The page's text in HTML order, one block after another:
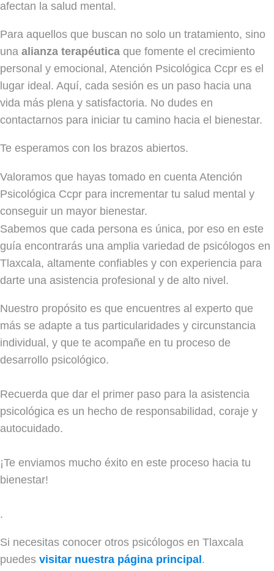
afectan la salud mental.
Para aquellos que buscan no solo un tratamiento, sino
una alianza terapéutica que fomente el crecimiento
personal y emocional, Atención Psicológica Ccpr es el
lugar ideal. Aquí, cada sesión es un paso hacia una
vida más plena y satisfactoria. No dudes en
contactarnos para iniciar tu camino hacia el bienestar.
Te esperamos con los brazos abiertos.
Valoramos que hayas tomado en cuenta Atención
Psicológica Ccpr para incrementar tu salud mental y
conseguir un mayor bienestar.
Sabemos que cada persona es única, por eso en este
guía encontrarás una amplia variedad de psicólogos en
Tlaxcala, altamente confiables y con experiencia para
darte una asistencia profesional y de alto nivel.
Nuestro propósito es que encuentres al experto que
más se adapte a tus particularidades y circunstancia
individual, y que te acompañe en tu proceso de
desarrollo psicológico.
Recuerda que dar el primer paso para la asistencia
psicológica es un hecho de responsabilidad, coraje y
autocuidado.
¡Te enviamos mucho éxito en este proceso hacia tu
bienestar!
.
Si necesitas conocer otros psicólogos en Tlaxcala
puedes visitar nuestra página principal.